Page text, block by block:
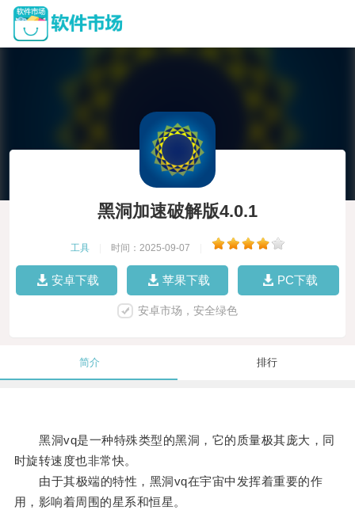
黑洞加速破解版4.0.1
工具 时间：2025-09-07
安卓下载 苹果下载 PC下载
安卓市场，安全绿色
简介 排行
黑洞vq是一种特殊类型的黑洞，它的质量极其庞大，同
时旋转速度也非常快。
由于其极端的特性，黑洞vq在宇宙中发挥着重要的作
用，影响着周围的星系和恒星。